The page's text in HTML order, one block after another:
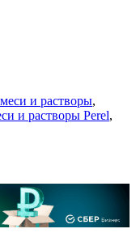
и растворы,
и растворы Perel,